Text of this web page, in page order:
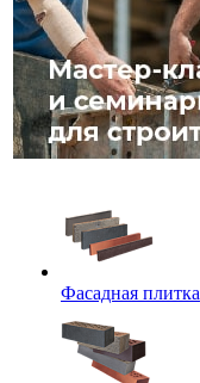
Фасадная плитка